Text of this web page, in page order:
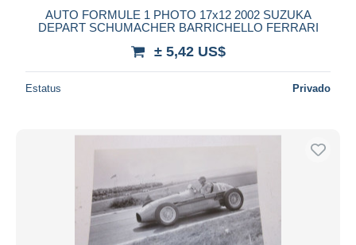
AUTO FORMULE 1 PHOTO 17x12 2002 SUZUKA
DEPART SCHUMACHER BARRICHELLO FERRARI
± 5,42 US$
Estatus Privado